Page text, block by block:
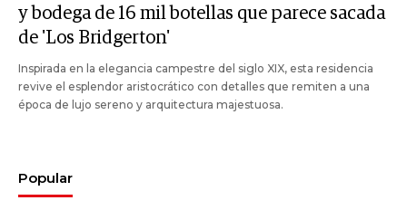
y bodega de 16 mil botellas que parece sacada
de 'Los Bridgerton'
Inspirada en la elegancia campestre del siglo XIX, esta residencia
revive el esplendor aristocrático con detalles que remiten a una
época de lujo sereno y arquitectura majestuosa.
Popular